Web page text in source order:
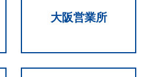
大阪営業所